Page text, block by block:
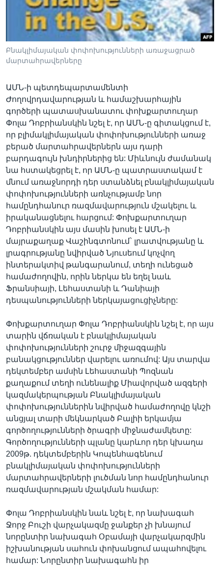
Լեզուներ
Բնակլիմայական փոփոխությունների առաջացրած
մարտահրավերները
ԱՄՆ-ի պետդեպարտամենտի
Ժողովրդավարության և համաշխարհային
գործերի պատասխանատու փոխքարտուղար
Փոլա Դոբրիանսկին նշել է, որ ԱՄՆ-ը գիտակցում է,
որ բլիմակլիմայական փոփոխությունների առաջ
բերած մարտահրավերներն այս դարի
բարդագույն խնդիրներից են: Միևնույն ժամանակ
նա հստակեցրել է, որ ԱՄՆ-ը պատրաստակամ է
մնում առաջնորդի դեր ստանձնել բնակլիմայական
փոփոխությունների առնչությամբ նոր
համընդհանուր ռազմավարություն մշակելու և
իրականացնելու հարցում: Փոխքարտուղար
Դոբրիանսկին այս մասին խոսել է ԱՄՆ-ի
մայրաքաղաք Վաշինգտոնում` լրատվությանը և
լրագրությանը նվիրված Նյուսեում կոչվող
ինտերակտիվ թանգարանում, տեղի ունեցած
համաժողովին, որին ներկա են եղել նաև
Ֆրանսիայի, Լեհաստանի և Դանիայի
դեսպանությունների ներկայացուցիչները:
Փոխքարտուղար Փոլա Դոբրիանսկին նշել է, որ այս
տարին վճռական է բնակլիմայական
փոփոխությունների շուրջ միջազգային
բանակցություններ վարելու առումով: Այս տարվա
դեկտեմբեր ամսին Լեհաստանի Պոզնան
քաղաքում տեղի ունենալիք Միավորված ազգերի
կազմակերպության Բնակլիմայական
փոփոխություններին նվիրված համաժողովը կնշի
անցյալ տարի մեկնարկած Բալիի երկամյա
գործողությունների ծրագրի միջնաժամկետը:
Գործողությունների պլանը կարևոր դեր կխաղա
2009թ. դեկտեմբերին Կոպենհագենում
բնակլիմայական փոփոխությունների
մարտահրավերների լուծման նոր համընդհանուր
ռազմավարության մշակման համար:
Փոլա Դոբրիանսկին նաև նշել է, որ նախագահ
Ջորջ Բուշի վարչակազմը ջանքեր չի խնայում
նորընտիր նախագահ Օբամայի վարչակարզմին
իշխանության սահուն փոխանցում ապահովելու
համար: Նորընտիր նախագահն իր